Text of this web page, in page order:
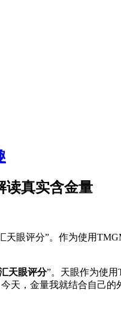
读真实含金量
眼评分”。作为使用
天眼评分”。天眼作为使
天，金量我就结合自己